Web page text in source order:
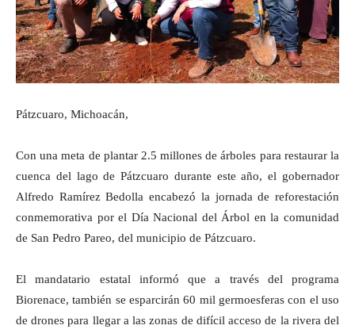
Pátzcuaro, Michoacán,
Con una meta de plantar 2.5 millones de árboles para restaurar la
cuenca del lago de Pátzcuaro durante este año, el gobernador
Alfredo Ramírez Bedolla encabezó la jornada de reforestación
conmemorativa por el Día Nacional del Árbol en la comunidad
de San Pedro Pareo, del municipio de Pátzcuaro.
El mandatario estatal informó que a través del programa
Biorenace, también se esparcirán 60 mil germoesferas con el uso
de drones para llegar a las zonas de difícil acceso de la rivera del